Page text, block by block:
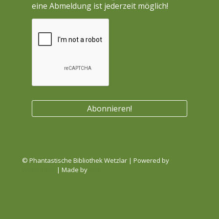
eine Abmeldung ist jederzeit möglich!
© Phantastische Bibliothek Wetzlar | Powered by
| Made by